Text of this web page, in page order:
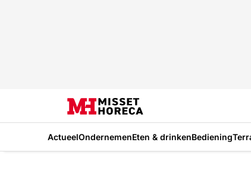
ActueelOndernemenEten & drinkenBediening